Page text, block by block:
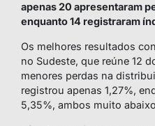
apenas 20 apresentaram
enquanto 14 registraram
Os melhores resultados
no Sudeste, que reúne 12
menores perdas na
registrou apenas 1,27%,
5,35%, ambos muito